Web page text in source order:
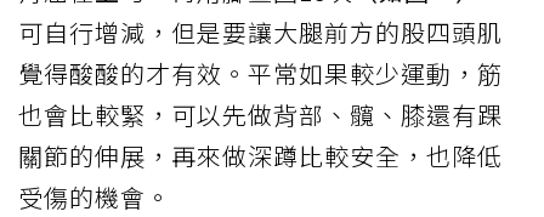
可自行增減，但是要讓大腿前方的股四頭肌
覺得酸酸的才有效。平常如果較少運動，筋
也會比較緊，可以先做背部、髖、膝還有踝
關節的伸展，再來做深蹲比較安全，也降低
受傷的機會。